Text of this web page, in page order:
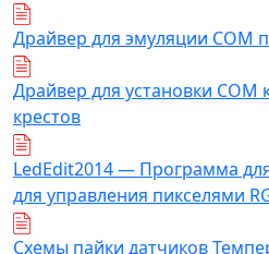
Драйвер для эмуляции COM
Драйвер для установки COM
крестов
LedEdit2014 — Программа
для управления пикселями
Схемы пайки датчиков